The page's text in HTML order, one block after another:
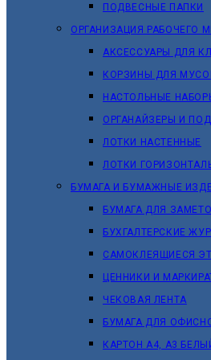
ПОДВЕСНЫЕ ПАПКИ
ОРГАНИЗАЦИЯ РАБОЧЕГО
АКСЕССУАРЫ ДЛЯ
КОРЗИНЫ ДЛЯ
НАСТОЛЬНЫЕ
ОРГАНАЙЗЕРЫ И
ЛОТКИ НАСТЕННЫЕ
ЛОТКИ
БУМАГА И БУМАЖНЫЕ
БУМАГА ДЛЯ
БУХГАЛТЕРСКИЕ
САМОКЛЕЯЩИЕСЯ
ЦЕННИКИ И
ЧЕКОВАЯ ЛЕНТА
БУМАГА ДЛЯ
КАРТОН А4, А3